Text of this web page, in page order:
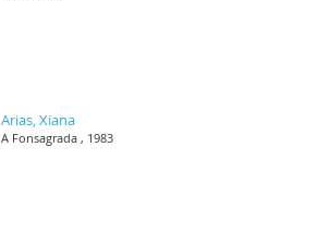
Arias, Xiana
A Fonsagrada , 1983